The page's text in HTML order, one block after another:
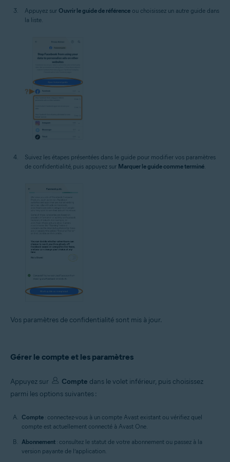
Appuyez sur Ouvrir le guide de référence ou choisissez un autre guide dans
la liste.
Suivez les étapes présentées dans le guide pour modifier vos paramètres
de confidentialité, puis appuyez sur Marquer le guide comme terminé
Vos paramètres de confidentialité sont mis à jour.
Gérer le compte et les paramètres
Appuyez sur Compte dans le volet inférieur, puis choisissez
parmi les options suivantes :
Compte : connectez-vous à un compte Avast existant ou vérifiez quel
compte est actuellement connecté à Avast One.
Abonnement : consultez le statut de votre abonnement ou passez à la
version payante de l’application.